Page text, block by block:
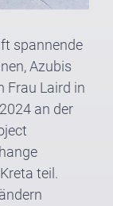
spannende
Azubis
Frau Laird in
an der
teil.